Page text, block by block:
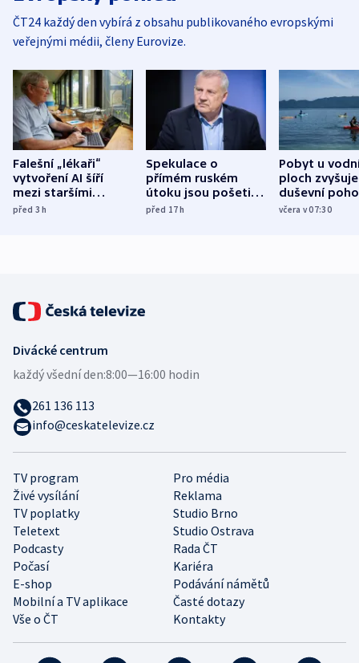
ČT24 každý den vybírá z obsahu publikovaného evropskými
veřejnými médii, členy Eurovize.
Falešní „lékaři“
vytvoření AI šíří
mezi staršími
Poláky nebezpečné
před 3h
Spekulace o
přímém ruském
útoku jsou pošetilé,
míní estonský
před 17h
Pobyt u
ploch zvyšuje
duševní
ukázala
včera v 07:30
TV program
Pro média
Živé vysílání
Reklama
TV poplatky
Studio Brno
Teletext
Studio Ostrava
Podcasty
Rada ČT
Počasí
Kariéra
E-shop
Podávání námětů
Mobilní a TV aplikace
Časté dotazy
Vše o ČT
Kontakty
Divácké centrum
každý všední den:8:00—16:00 hodin
261 136 113
info@ceskatelevize.cz